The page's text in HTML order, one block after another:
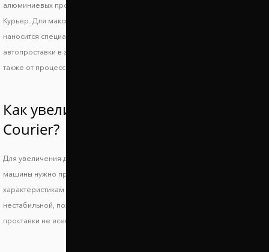
алюминиевых проставок на переднюю и заднюю ось Форд Транзит
Курьер. Для максимальной защиты на проставки Форд Транзит Курьер
наносится специальное покрытие из полимера. Оно защищает
автопроставки в зимний период от воздействия дорожной химии, а
также от процессов коррозии.
Как увеличить клиренс Ford Transit
Courier?
Для увеличения дорожного просвета и сохранения устойчивости
машины нужно правильно подобрать подходящие по техническим
характеристикам проставки. Слишком большой просвет делает машину
нестабильной, поэтому повышается риск опрокидывания, а низкие
проставки не всегда позволяют решить основную проблему.